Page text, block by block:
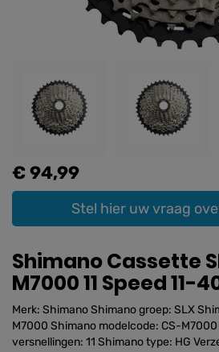
€ 94,99
Stel hier uw vraag
Shimano Cassette
M7000 11 Speed 11-
Merk: Shimano Shimano groep: SLX
M7000 Shimano modelcode: CS-
versnellingen: 11 Shimano type: HG